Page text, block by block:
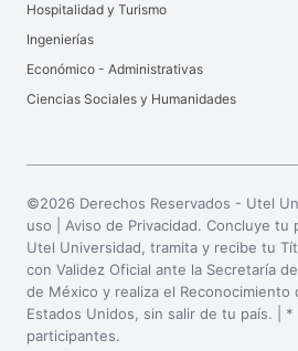
Hospitalidad y Turismo
Ingenierías
Económico - Administrativas
Ciencias Sociales y Humanidades
©2026 Derechos Reservados - Utel
uso | Aviso de Privacidad. Concluye tu
Utel Universidad, tramita y recibe tu
con Validez Oficial ante la Secretaría
de México y realiza el Reconocimiento
Estados Unidos, sin salir de tu país. | *
participantes.